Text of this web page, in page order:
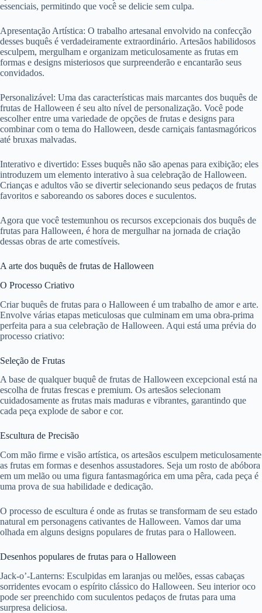
essenciais, permitindo que você se delicie sem culpa.
Apresentação Artística: O trabalho artesanal envolvido na confecção
desses buquês é verdadeiramente extraordinário. Artesãos habilidosos
esculpem, mergulham e organizam meticulosamente as frutas em
formas e designs misteriosos que surpreenderão e encantarão seus
convidados.
Personalizável: Uma das características mais marcantes dos buquês de
frutas de Halloween é seu alto nível de personalização. Você pode
escolher entre uma variedade de opções de frutas e designs para
combinar com o tema do Halloween, desde carniçais fantasmagóricos
até bruxas malvadas.
Interativo e divertido: Esses buquês não são apenas para exibição; eles
introduzem um elemento interativo à sua celebração de Halloween.
Crianças e adultos vão se divertir selecionando seus pedaços de frutas
favoritos e saboreando os sabores doces e suculentos.
Agora que você testemunhou os recursos excepcionais dos buquês de
frutas para Halloween, é hora de mergulhar na jornada de criação
dessas obras de arte comestíveis.
A arte dos buquês de frutas de Halloween
O Processo Criativo
Criar buquês de frutas para o Halloween é um trabalho de amor e arte.
Envolve várias etapas meticulosas que culminam em uma obra-prima
perfeita para a sua celebração de Halloween. Aqui está uma prévia do
processo criativo:
Seleção de Frutas
A base de qualquer buquê de frutas de Halloween excepcional está na
escolha de frutas frescas e premium. Os artesãos selecionam
cuidadosamente as frutas mais maduras e vibrantes, garantindo que
cada peça explode de sabor e cor.
Escultura de Precisão
Com mão firme e visão artística, os artesãos esculpem meticulosamente
as frutas em formas e desenhos assustadores. Seja um rosto de abóbora
em um melão ou uma figura fantasmagórica em uma pêra, cada peça é
uma prova de sua habilidade e dedicação.
O processo de escultura é onde as frutas se transformam de seu estado
natural em personagens cativantes de Halloween. Vamos dar uma
olhada em alguns designs populares de frutas para o Halloween.
Desenhos populares de frutas para o Halloween
Jack-o’-Lanterns: Esculpidas em laranjas ou melões, essas cabaças
sorridentes evocam o espírito clássico do Halloween. Seu interior oco
pode ser preenchido com suculentos pedaços de frutas para uma
surpresa deliciosa.